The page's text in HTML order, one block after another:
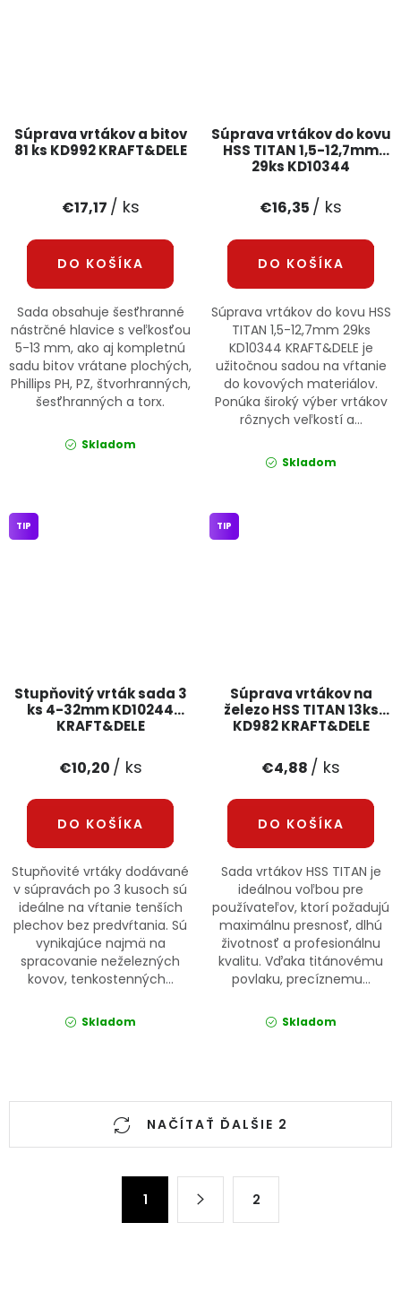
Súprava vrtákov a bitov
81 ks KD992 KRAFT&DELE
€17,17 / ks
DO KOŠÍKA
Sada obsahuje šesťhranné
nástrčné hlavice s veľkosťou
5-13 mm, ako aj kompletnú
sadu bitov vrátane plochých,
Phillips PH, PZ, štvorhranných,
šesťhranných a torx.
Skladom
Súprava vrtákov do kovu
HSS TITAN 1,5-12,7mm
29ks KD10344
€16,35 / ks
DO KOŠÍKA
Súprava vrtákov do kovu HSS
TITAN 1,5-12,7mm 29ks
KD10344 KRAFT&DELE je
užitočnou sadou na vŕtanie
do kovových materiálov.
Ponúka široký výber vrtákov
rôznych veľkostí a...
Skladom
Stupňovitý vrták sada 3
ks 4-32mm KD10244
KRAFT&DELE
TIP
€10,20 / ks
DO KOŠÍKA
Stupňovité vrtáky dodávané
v súpravách po 3 kusoch sú
ideálne na vŕtanie tenších
plechov bez predvŕtania. Sú
vynikajúce najmä na
spracovanie neželezných
kovov, tenkostenných...
Skladom
Súprava vrtákov na
železo HSS TITAN 13ks
KD982 KRAFT&DELE
TIP
€4,88 / ks
DO KOŠÍKA
Sada vrtákov HSS TITAN je
ideálnou voľbou pre
používateľov, ktorí požadujú
maximálnu presnosť, dlhú
životnosť a profesionálnu
kvalitu. Vďaka titánovému
povlaku, precíznemu...
Skladom
Ovládacie prvky výpisuNAČÍTAŤ ĎALŠIE 2
1 2